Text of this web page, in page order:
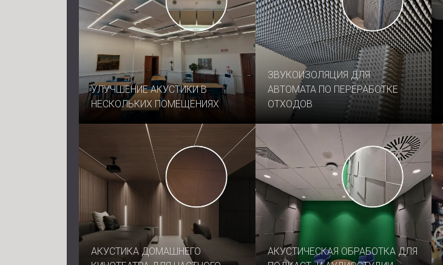
УЛУЧШЕНИЕ АКУСТИКИ В
НЕСКОЛЬКИХ ПОМЕЩЕНИЯХ
ЗВУКОИЗОЛЯЦИЯ ДЛЯ
АВТОМАТА ПО ПЕРЕРАБОТКЕ
ОТХОДОВ
АКУСТИКА ДОМАШНЕГО
АКУСТИЧЕСКАЯ ОБРАБОТКА ДЛЯ